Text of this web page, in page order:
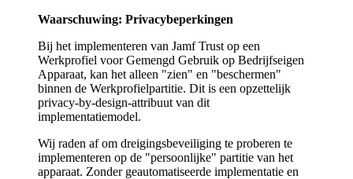
Waarschuwing: Privacybeperkingen
Bij het implementeren van Jamf Trust op een
Werkprofiel voor Gemengd Gebruik op Bedrijfseigen
Apparaat, kan het alleen "zien" en "beschermen"
binnen de Werkprofielpartitie. Dit is een opzettelijk
privacy-by-design-attribuut van dit
implementatiemodel.
Wij raden af om dreigingsbeveiliging te proberen te
implementeren op de "persoonlijke" partitie van het
apparaat. Zonder geautomatiseerde implementatie en